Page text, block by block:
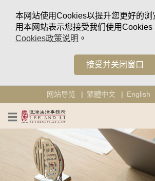
本网站使用Cookies以提升您更好的浏
用本网站表示您接受我们使用Cookies
Cookies政策说明 。
接受并关闭窗口
网站导览 繁體中文 English